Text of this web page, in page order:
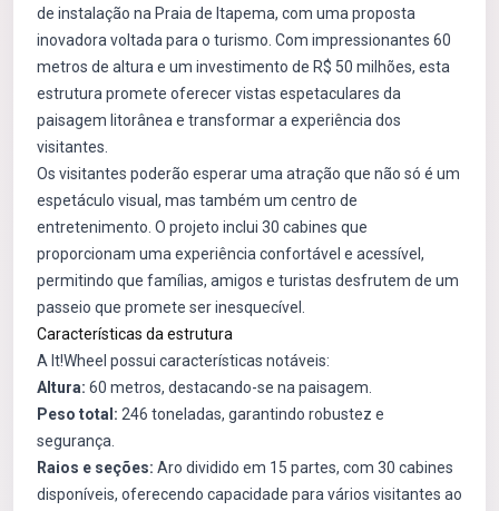
de instalação na Praia de Itapema, com uma proposta
inovadora voltada para o turismo. Com impressionantes 60
metros de altura e um investimento de R$ 50 milhões, esta
estrutura promete oferecer vistas espetaculares da
paisagem litorânea e transformar a experiência dos
visitantes.
Os visitantes poderão esperar uma atração que não só é um
espetáculo visual, mas também um centro de
entretenimento. O projeto inclui 30 cabines que
proporcionam uma experiência confortável e acessível,
permitindo que famílias, amigos e turistas desfrutem de um
passeio que promete ser inesquecível.
Características da estrutura
A It!Wheel possui características notáveis:
Altura: 60 metros, destacando-se na paisagem.
Peso total: 246 toneladas, garantindo robustez e
segurança.
Raios e seções: Aro dividido em 15 partes, com 30 cabines
disponíveis, oferecendo capacidade para vários visitantes ao